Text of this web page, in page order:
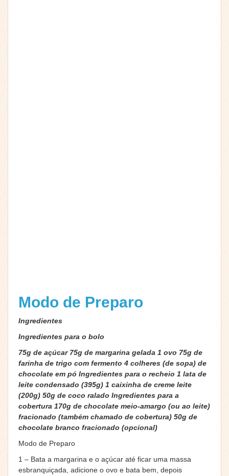
Modo de Preparo
Ingredientes
Ingredientes para o bolo
75g de açúcar 75g de margarina gelada 1 ovo 75g de
farinha de trigo com fermento 4 colheres (de sopa) de
chocolate em pó Ingredientes para o recheio 1 lata de
leite condensado (395g) 1 caixinha de creme leite
(200g) 50g de coco ralado Ingredientes para a
cobertura 170g de chocolate meio-amargo (ou ao leite)
fracionado (também chamado de cobertura) 50g de
chocolate branco fracionado (opcional)
Modo de Preparo
1 – Bata a margarina e o açúcar até ficar uma massa
esbranquiçada, adicione o ovo e bata bem, depois